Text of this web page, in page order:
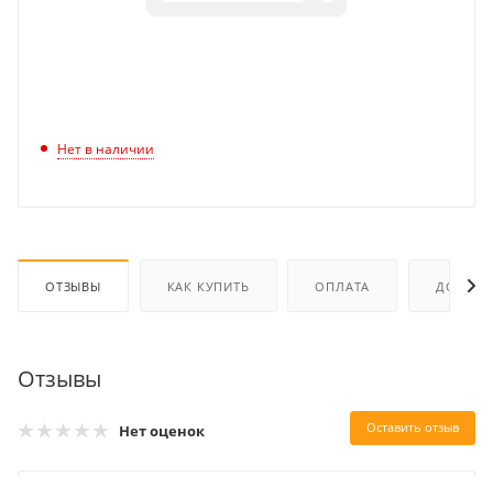
Нет в наличии
ОТЗЫВЫ КАК КУПИТЬ ОПЛАТА
Отзывы
Нет оценок Оставить отзыв